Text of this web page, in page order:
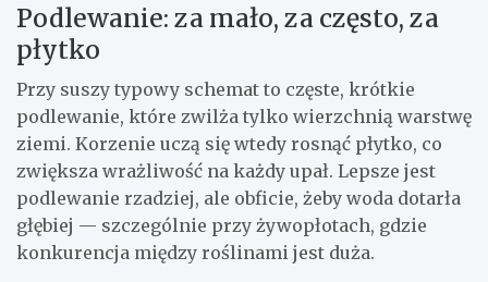
Podlewanie: za mało, za często, za
płytko
Przy suszy typowy schemat to częste, krótkie
podlewanie, które zwilża tylko wierzchnią warstwę
ziemi. Korzenie uczą się wtedy rosnąć płytko, co
zwiększa wrażliwość na każdy upał. Lepsze jest
podlewanie rzadziej, ale obficie, żeby woda dotarła
głębiej — szczególnie przy żywopłotach, gdzie
konkurencja między roślinami jest duża.